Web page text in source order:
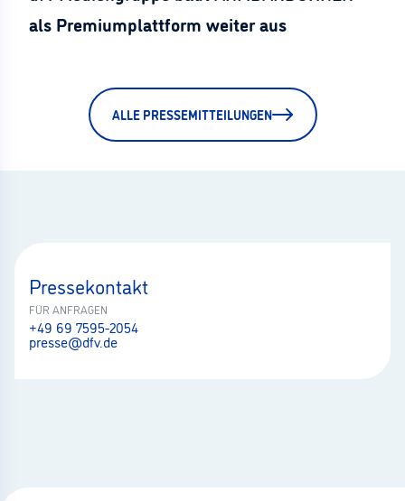
als Premiumplattform weiter aus
ALLE PRESSEMITTEILUNGEN
Pressekontakt
FÜR ANFRAGEN
+49 69 7595-2054
presse@dfv.de